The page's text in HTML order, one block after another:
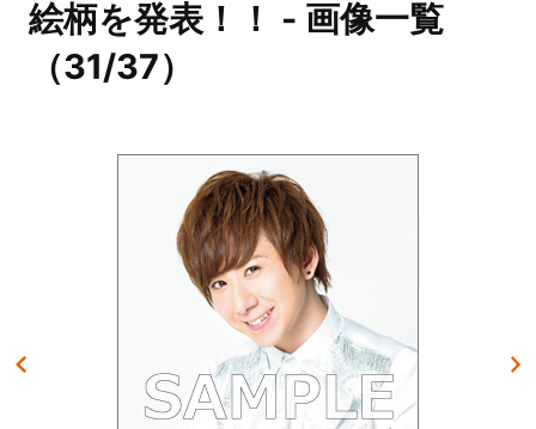
絵柄を発表！！ - 画像一覧
（31/37）